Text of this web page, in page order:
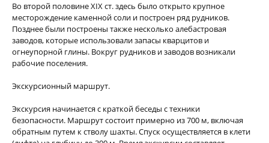
Во второй половине XIX ст. здесь было открыто крупное
месторождение каменной соли и построен ряд рудников.
Позднее были построены также несколько алебастровая
заводов, которые использовали запасы кварцитов и
огнеупорной глины. Вокруг рудников и заводов возникали
рабочие поселения.
Экскурсионный маршрут.
Экскурсия начинается с краткой беседы с техники
безопасности. Маршрут состоит примерно из 700 м, включая
обратным путем к стволу шахты. Спуск осуществляется в клети